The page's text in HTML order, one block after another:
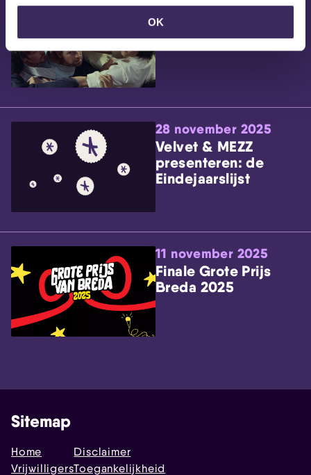
OKWillem’s Blog: Ão
28 november 2025
Velvet & MEZZ
presenteren: de
Eindejaarslijst
11 november 2025
Finale Grote Prijs
Breda 2025
Sitemap
Home
Vrijwilligers
Disclaimer
Toegankelijkheid